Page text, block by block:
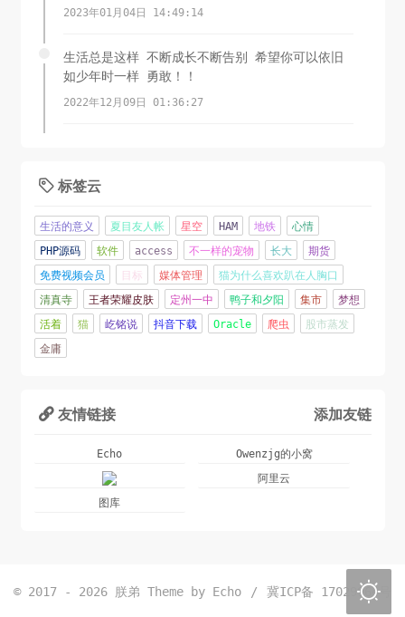
2023年01月04日 14:49:14
生活总是这样 不断成长不断告别 希望你可以依旧
如少年时一样 勇敢！！
2022年12月09日 01:36:27
对啊，太难啦
2022年01月08日 21:44:15
2021过得不是很容易
2022年01月08日 19:55:10
人嘛，总要做点什么，定一个目标，年前读一本
人生得一知己足矣，斯世当以同怀视之
2021年09月06日 09:29:46
 标签云
生活的意义 夏目友人帐 星空 HAM 地铁
心情
PHP源码
软件 access 不一样的宠物 长大
期货
免费视频会员
目标 媒体管理
猫为什么喜欢趴在人胸口
清真寺
王者荣耀皮肤 定州一中 鸭子和夕阳 集市
梦想
活着
猫 屹铭说 抖音下载 Oracle 爬虫
股市蒸发
金庸
 友情链接 添加友链
Echo
Owenzjg的小窝
阿里云
图库
© 2017 - 2026 朕弟 Theme by Echo / 冀ICP备 17029964号
